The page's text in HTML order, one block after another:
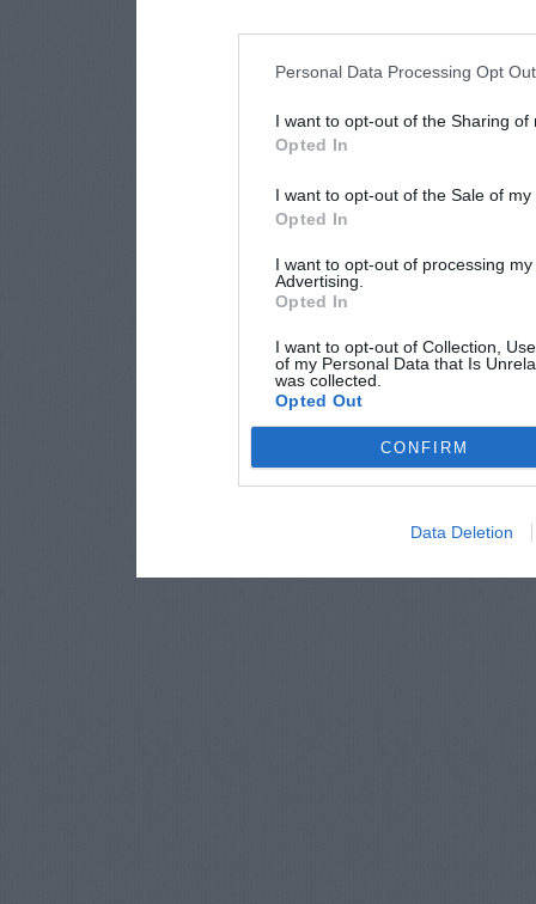
Personal Data Processing Opt
I want to opt-out of the Sharing of
Opted In
I want to opt-out of the Sale of
Opted In
I want to opt-out of processing
Advertising.
Opted In
I want to opt-out of Collection,
of my Personal Data that Is
was collected.
Opted Out
CONFIRM
Data Deletion